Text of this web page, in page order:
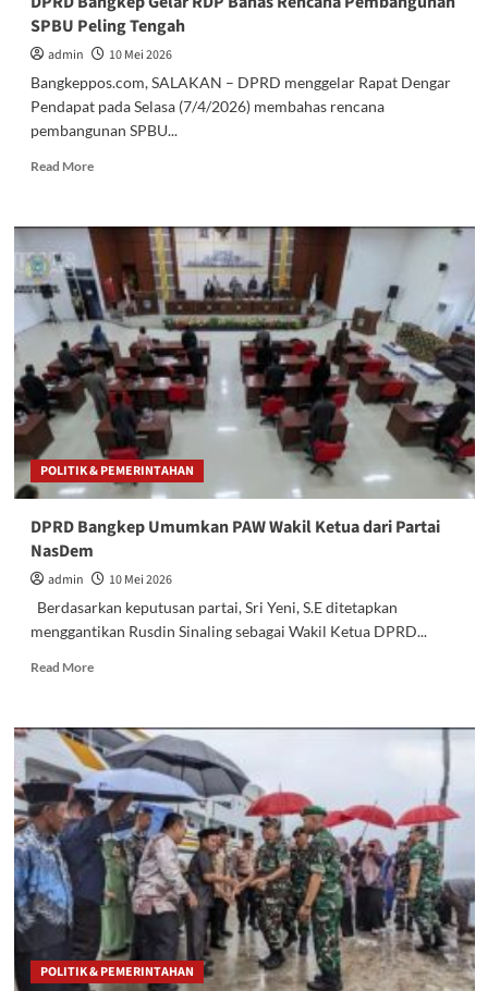
SPBU Peling Tengah
admin
10 Mei 2026
Bangkeppos.com, SALAKAN – DPRD menggelar Rapat Dengar
Pendapat pada Selasa (7/4/2026) membahas rencana
pembangunan SPBU...
Read MoreRead
DPRD
Bangkep
Gelar
RDP
Bahas
Rencana
Pembangunan
SPBU
Peling
Tengah
POLITIK & PEMERINTAHAN
DPRD Bangkep Umumkan PAW Wakil Ketua dari Partai
NasDem
admin
10 Mei 2026
Berdasarkan keputusan partai, Sri Yeni, S.E ditetapkan
menggantikan Rusdin Sinaling sebagai Wakil Ketua DPRD...
Read MoreRead
DPRD
Bangkep
Umumkan
PAW
Wakil
Ketua
dari
Partai
NasDem
POLITIK & PEMERINTAHAN